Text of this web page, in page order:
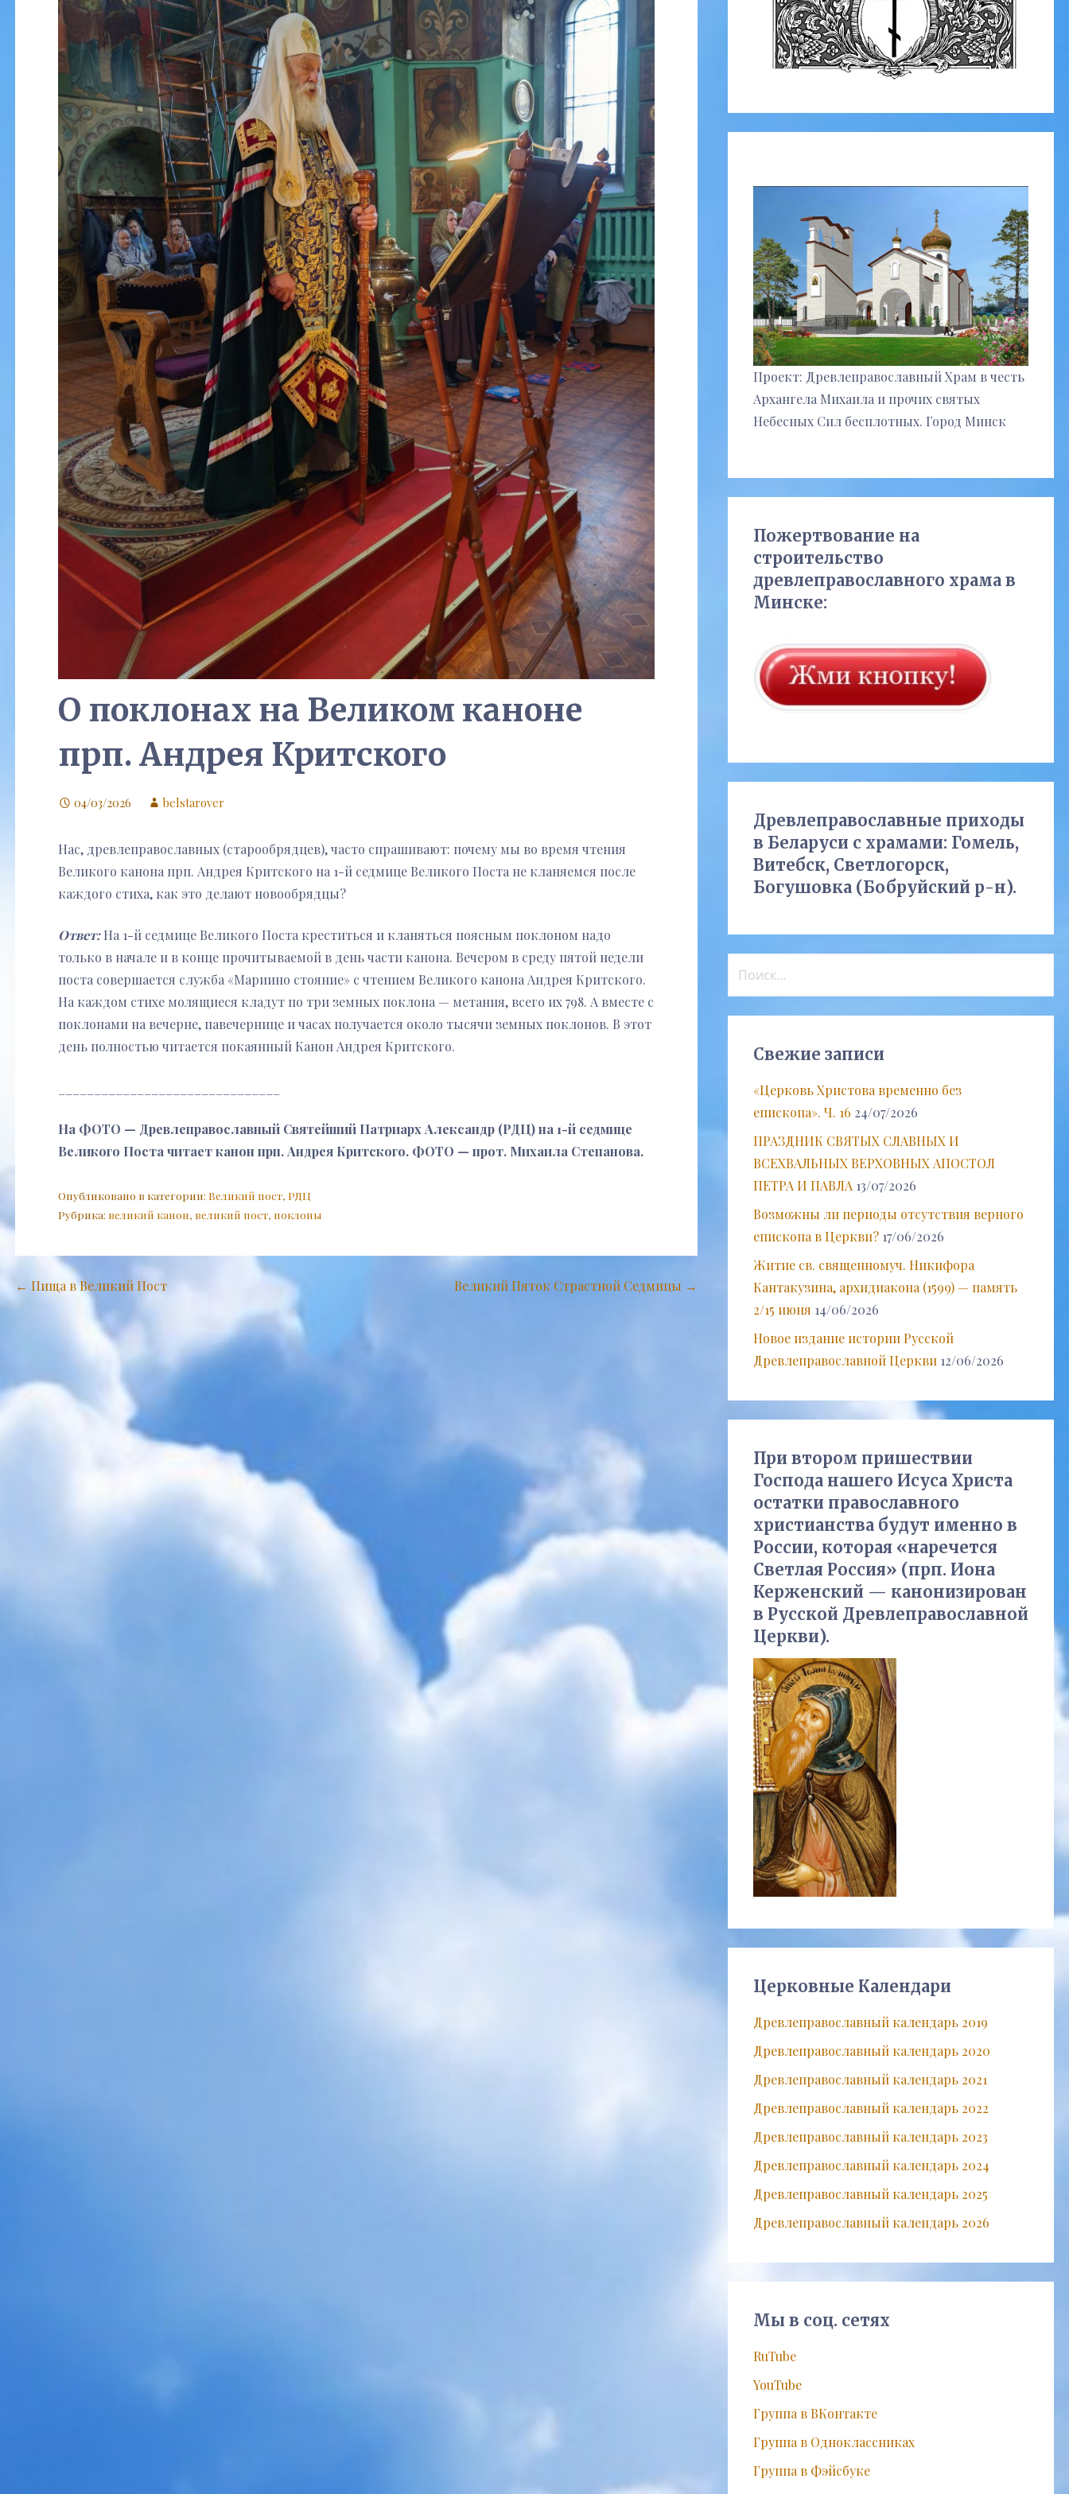
О поклонах на Великом каноне
прп. Андрея Критского
04/03/2026 belstarover
Нас, древлеправославных (старообрядцев), часто спрашивают: почему мы во время чтения
Великого канона прп. Андрея Критского на 1-й седмице Великого Поста не кланяемся после
каждого стиха, как это делают новообрядцы?
Ответ:На 1-й седмице Великого Поста креститься и кланяться поясным поклоном надо
только в начале и в конце прочитываемой в день части канона. Вечером в среду пятой недели
поста совершается служба «Мариино стояние» с чтением Великого канона Андрея Критского.
На каждом стихе молящиеся кладут по три земных поклона — метания, всего их 798. А вместе с
поклонами на вечерне, павечернице и часах получается около тысячи земных поклонов. В этот
день полностью читается покаянный Канон Андрея Критского.
На ФОТО — Древлеправославный Святейший Патриарх Александр (РДЦ) на 1-й седмице
Великого Поста читает канон прп. Андрея Критского. ФОТО — прот. Михаила Степанова.
Опубликовано в категории: Великий пост, РДЦ
Рубрика: великий канон, великий пост, поклоны
Навигация
записям
← Пища в Великий Пост Великий Пяток Страстной Седмицы →
Проект: Древлеправославный Храм в честь
Архангела Михаила и прочих святых
Небесных Сил бесплотных. Город Минск
Пожертвование на
строительство
древлеправославного храма в
Минске:
Древлеправославные приходы
в Беларуси с храмами: Гомель,
Витебск, Светлогорск,
Богушовка (Бобруйский р-н).
Свежие записи
«Церковь Христова временно без
епископа». Ч. 16 24/07/2026
ПРАЗДНИК СВЯТЫХ СЛАВНЫХ И
ВСЕХВАЛЬНЫХ ВЕРХОВНЫХ АПОСТОЛ
ПЕТРА И ПАВЛА 13/07/2026
Возможны ли периоды отсутствия верного
епископа в Церкви? 17/06/2026
Житие св. священномуч. Никифора
Кантакузина, архидиакона (1599) — память
2/15 июня 14/06/2026
Новое издание истории Русской
Древлеправославной Церкви 12/06/2026
При втором пришествии
Господа нашего Исуса Христа
остатки православного
христианства будут именно в
России, которая «наречется
Светлая Россия» (прп. Иона
Керженский — канонизирован
в Русской Древлеправославной
Церкви).
Церковные Календари
Древлеправославный календарь 2019
Древлеправославный календарь 2020
Древлеправославный календарь 2021
Древлеправославный календарь 2022
Древлеправославный календарь 2023
Древлеправославный календарь 2024
Древлеправославный календарь 2025
Древлеправославный календарь 2026
Мы в соц. сетях
RuTube
YouTube
Группа в ВКонтакте
Группа в Одноклассниках
Группа в Фэйсбуке